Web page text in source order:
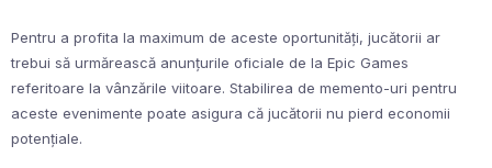
Pentru a profita la maximum de aceste oportunități, jucătorii ar
trebui să urmărească anunțurile oficiale de la Epic Games
referitoare la vânzările viitoare. Stabilirea de memento-uri pentru
aceste evenimente poate asigura că jucătorii nu pierd economii
potențiale.